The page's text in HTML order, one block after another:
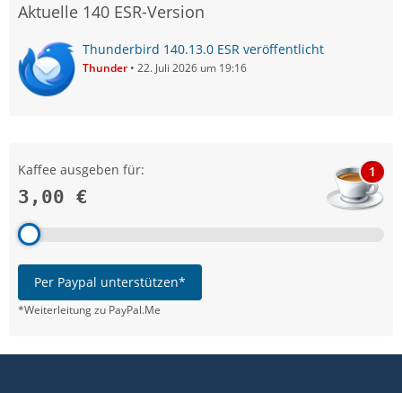
Aktuelle 140 ESR-Version
Thunderbird 140.13.0 ESR veröffentlicht
Thunder 22. Juli 2026 um 19:16
Kaffee ausgeben für:
3,00 €
1
Per Paypal unterstützen*
*Weiterleitung zu PayPal.Me